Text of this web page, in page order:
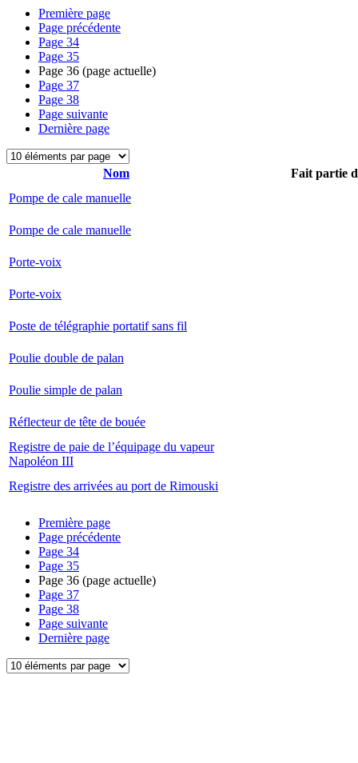
Première page
Page précédente
Page 34
Page 35
Page 36 (page actuelle)
Page 37
Page 38
Page suivante
Dernière page
Nom
Fait partie
Pompe de cale manuelle
Pompe de cale manuelle
Porte-voix
Porte-voix
Poste de télégraphie portatif sans fil
Poulie double de palan
Poulie simple de palan
Réflecteur de tête de bouée
Registre de paie de l’équipage du vapeur
Napoléon III
Registre des arrivées au port de Rimouski
Première page
Page précédente
Page 34
Page 35
Page 36 (page actuelle)
Page 37
Page 38
Page suivante
Dernière page